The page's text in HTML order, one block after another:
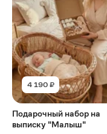
4 190 ₽
Подарочный набор на
выписку "Малыш"